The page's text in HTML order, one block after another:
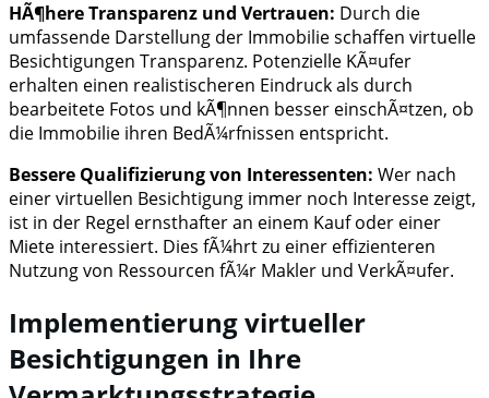
HÃ¶here Transparenz und Vertrauen: Durch die
umfassende Darstellung der Immobilie schaffen virtuelle
Besichtigungen Transparenz. Potenzielle KÃ¤ufer
erhalten einen realistischeren Eindruck als durch
bearbeitete Fotos und kÃ¶nnen besser einschÃ¤tzen, ob
die Immobilie ihren BedÃ¼rfnissen entspricht.
Bessere Qualifizierung von Interessenten: Wer nach
einer virtuellen Besichtigung immer noch Interesse zeigt,
ist in der Regel ernsthafter an einem Kauf oder einer
Miete interessiert. Dies fÃ¼hrt zu einer effizienteren
Nutzung von Ressourcen fÃ¼r Makler und VerkÃ¤ufer.
Implementierung virtueller
Besichtigungen in Ihre